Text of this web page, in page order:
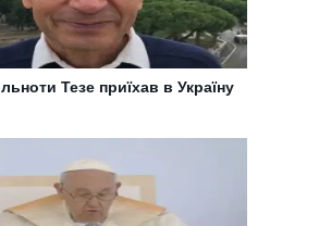
Тезе приїхав в Україну